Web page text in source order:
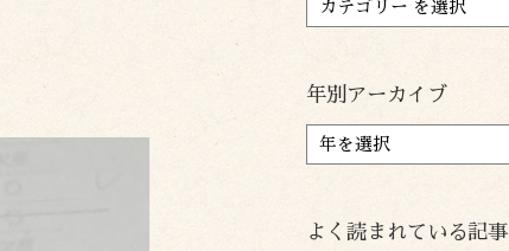
年別アーカイブ
ア
ー
ブ
よく読まれている記事